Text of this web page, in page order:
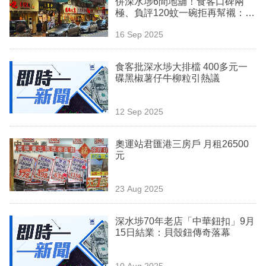
業
科
技
場
生
時
事
訂
閱
極、負評120蚊一碗拒再幫襯：其
16 Sep 2025
食客批深水埗大排檔 400多元一
碟黑椒薯仔牛柳粒引熱議
12 Sep 2025
奧運站君匯港三房戶 月租26500
元
23 Aug 2025
深水埗70年老店「中華鈕扣」9月
15日結業：貝殼鈕傳奇落幕